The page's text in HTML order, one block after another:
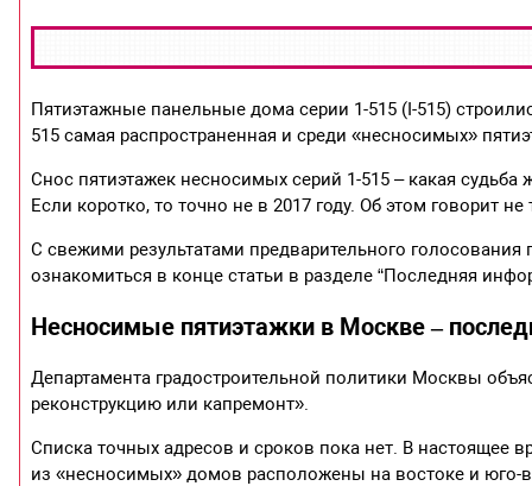
Пятиэтажные панельные дома серии 1-515 (I-515)
515 самая распространенная и среди «несносимых»
Снос пятиэтажек несносимых серий 1-515 – какая
Если коротко, то точно не в 2017 году. Об этом говорит
С свежими результатами предварительного
ознакомиться в конце статьи в разделе “Последняя
Несносимые пятиэтажки в Москве –
Департамента градостроительной политики Москвы
реконструкцию или капремонт».
Списка точных адресов и сроков пока нет. В настоящее
из «несносимых» домов расположены на востоке и